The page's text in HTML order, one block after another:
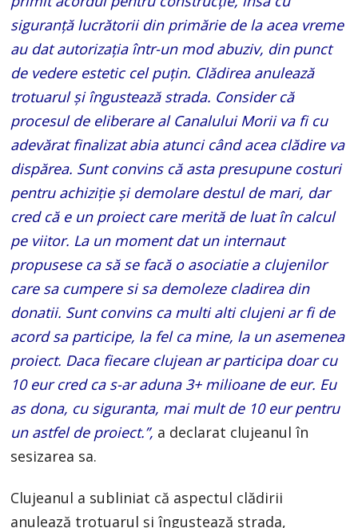
siguranță lucrătorii din primărie de la acea vreme
au dat autorizația într-un mod abuziv, din punct
de vedere estetic cel puțin. Clădirea anulează
trotuarul și îngustează strada. Consider că
procesul de eliberare al Canalului Morii va fi cu
adevărat finalizat abia atunci când acea clădire va
dispărea. Sunt convins că asta presupune costuri
pentru achiziție și demolare destul de mari, dar
cred că e un proiect care merită de luat în calcul
pe viitor. La un moment dat un internaut
propusese ca să se facă o asociatie a clujenilor
care sa cumpere si sa demoleze cladirea din
donatii. Sunt convins ca multi alti clujeni ar fi de
acord sa participe, la fel ca mine, la un asemenea
proiect. Daca fiecare clujean ar participa doar cu
10 eur cred ca s-ar aduna 3+ milioane de eur. Eu
as dona, cu siguranta, mai mult de 10 eur pentru
un astfel de proiect.”, a declarat clujeanul în
sesizarea sa.
Clujeanul a subliniat că aspectul clădirii
anulează trotuarul și îngustează strada,